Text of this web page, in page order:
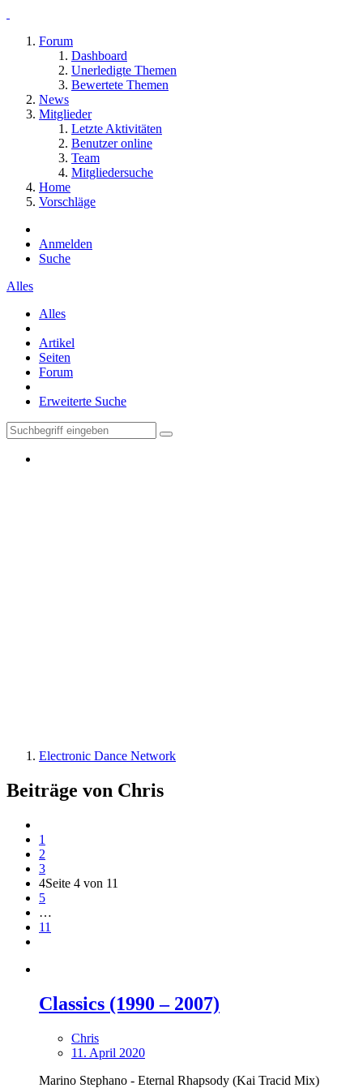
Forum
Dashboard
Unerledigte Themen
Bewertete Themen
News
Mitglieder
Letzte Aktivitäten
Benutzer online
Team
Mitgliedersuche
Home
Vorschläge
Anmelden
Suche
Alles
Alles
Artikel
Seiten
Forum
Erweiterte Suche
Electronic Dance Network
Beiträge von Chris
1
2
3
4Seite 4 von 11
5
…
11
Classics (1990 – 2007)
Chris
11. April 2020
Marino Stephano - Eternal Rhapsody (Kai Tracid Mix)